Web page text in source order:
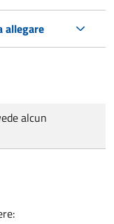
allegare
alcun